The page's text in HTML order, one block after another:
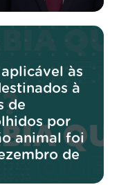
às
à
de
por
animal foi
de